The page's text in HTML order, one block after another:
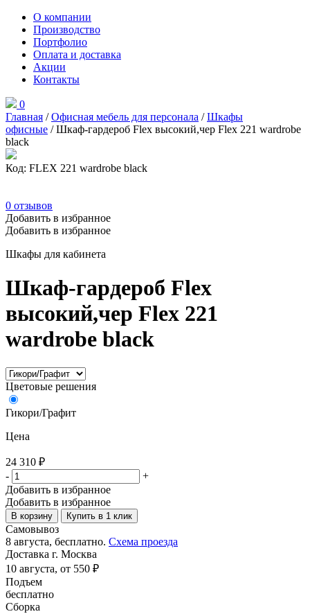
О компании
Производство
Портфолио
Оплата и доставка
Акции
Контакты
0
Главная /Офисная мебель для персонала /Шкафы
офисные / Шкаф-гардероб Flex высокий,чер Flex 221 wardrobe
black
Код: FLEX 221 wardrobe black
0 отзывов
Добавить в избранное
Добавить в избранное
Шкафы для кабинета
Шкаф-гардероб Flex
высокий,чер Flex 221
wardrobe black
Цветовые решения
Гикори/Графит
Цена
24 310 ₽
-
+
Добавить в избранное
Добавить в избранное
В корзину Купить в 1 клик
Самовывоз
8 августа, бесплатно. Схема проезда
Доставка г. Москва
10 августа, от 550 ₽
Подъем
бесплатно
Сборка